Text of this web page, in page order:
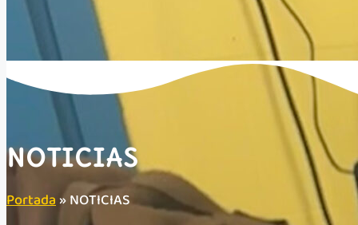
NOTICIAS
Portada»NOTICIAS